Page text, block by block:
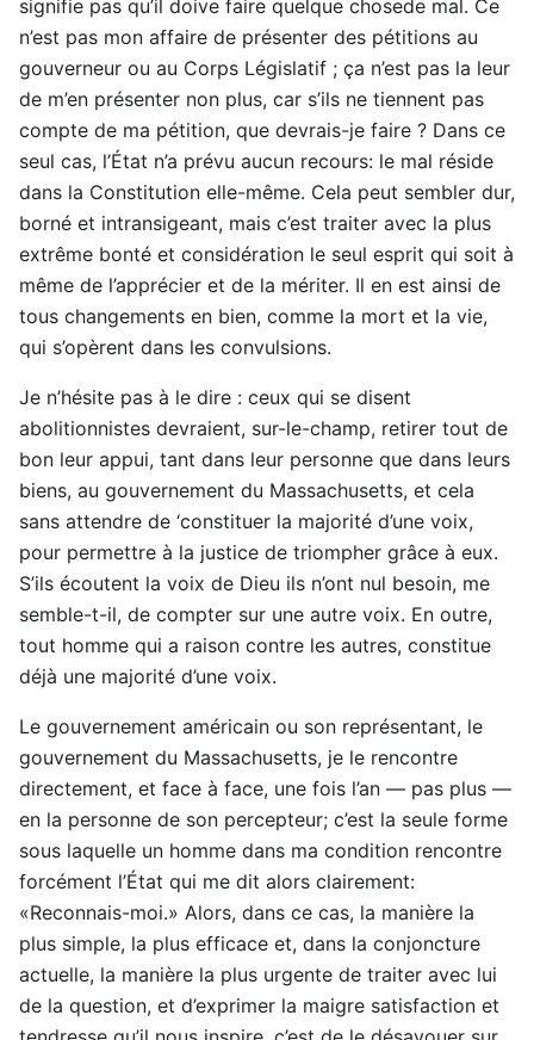
signifie pas qu’il doive faire quelque chosede mal. Ce
n’est pas mon affaire de présenter des pétitions au
gouverneur ou au Corps Législatif ; ça n’est pas la leur
de m’en présenter non plus, car s’ils ne tiennent pas
compte de ma pétition, que devrais-je faire ? Dans ce
seul cas, l’État n’a prévu aucun recours: le mal réside
dans la Constitution elle-même. Cela peut sembler dur,
borné et intransigeant, mais c’est traiter avec la plus
extrême bonté et considération le seul esprit qui soit à
même de l’apprécier et de la mériter. Il en est ainsi de
tous changements en bien, comme la mort et la vie,
qui s’opèrent dans les convulsions.
Je n’hésite pas à le dire : ceux qui se disent
abolitionnistes devraient, sur-le-champ, retirer tout de
bon leur appui, tant dans leur personne que dans leurs
biens, au gouvernement du Massachusetts, et cela
sans attendre de ‘constituer la majorité d’une voix,
pour permettre à la justice de triompher grâce à eux.
S’ils écoutent la voix de Dieu ils n’ont nul besoin, me
semble-t-il, de compter sur une autre voix. En outre,
tout homme qui a raison contre les autres, constitue
déjà une majorité d’une voix.
Le gouvernement américain ou son représentant, le
gouvernement du Massachusetts, je le rencontre
directement, et face à face, une fois l’an — pas plus —
en la personne de son percepteur; c’est la seule forme
sous laquelle un homme dans ma condition rencontre
forcément l’État qui me dit alors clairement:
«Reconnais-moi.» Alors, dans ce cas, la manière la
plus simple, la plus efficace et, dans la conjoncture
actuelle, la manière la plus urgente de traiter avec lui
de la question, et d’exprimer la maigre satisfaction et